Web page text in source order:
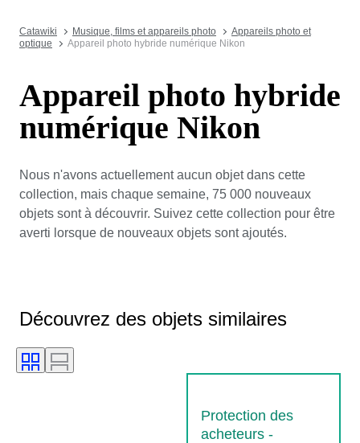
Catawiki Musique, films et appareils photo
Appareils photo et
optique
Appareil photo hybride numérique Nikon
Appareil photo hybride
numérique Nikon
Nous n'avons actuellement aucun objet dans cette
collection, mais chaque semaine, 75 000 nouveaux
objets sont à découvrir. Suivez cette collection pour être
averti lorsque de nouveaux objets sont ajoutés.
Découvrez des objets similaires
Protection des
acheteurs -